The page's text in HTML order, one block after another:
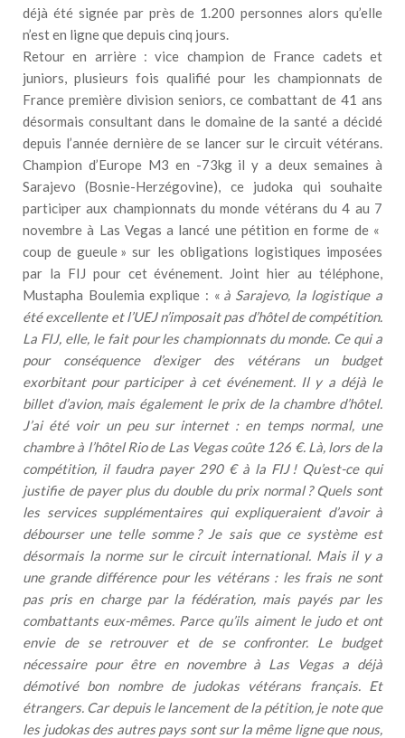
déjà été signée par près de 1.200 personnes alors qu’elle
n’est en ligne que depuis cinq jours.
Retour en arrière : vice champion de France cadets et
juniors, plusieurs fois qualifié pour les championnats de
France première division seniors, ce combattant de 41 ans
désormais consultant dans le domaine de la santé a décidé
depuis l’année dernière de se lancer sur le circuit vétérans.
Champion d’Europe M3 en -73kg il y a deux semaines à
Sarajevo (Bosnie-Herzégovine), ce judoka qui souhaite
participer aux championnats du monde vétérans du 4 au 7
novembre à Las Vegas a lancé une pétition en forme de «
coup de gueule » sur les obligations logistiques imposées
par la FIJ pour cet événement. Joint hier au téléphone,
Mustapha Boulemia explique : « à Sarajevo, la logistique a
été excellente et l’UEJ n’imposait pas d’hôtel de compétition.
La FIJ, elle, le fait pour les championnats du monde. Ce qui a
pour conséquence d’exiger des vétérans un budget
exorbitant pour participer à cet événement. Il y a déjà le
billet d’avion, mais également le prix de la chambre d’hôtel.
J’ai été voir un peu sur internet : en temps normal, une
chambre à l’hôtel Rio de Las Vegas coûte 126 €. Là, lors de la
compétition, il faudra payer 290 € à la FIJ ! Qu’est-ce qui
justifie de payer plus du double du prix normal ? Quels sont
les services supplémentaires qui expliqueraient d’avoir à
débourser une telle somme ? Je sais que ce système est
désormais la norme sur le circuit international. Mais il y a
une grande différence pour les vétérans : les frais ne sont
pas pris en charge par la fédération, mais payés par les
combattants eux-mêmes. Parce qu’ils aiment le judo et ont
envie de se retrouver et de se confronter. Le budget
nécessaire pour être en novembre à Las Vegas a déjà
démotivé bon nombre de judokas vétérans français. Et
étrangers. Car depuis le lancement de la pétition, je note que
les judokas des autres pays sont sur la même ligne que nous,